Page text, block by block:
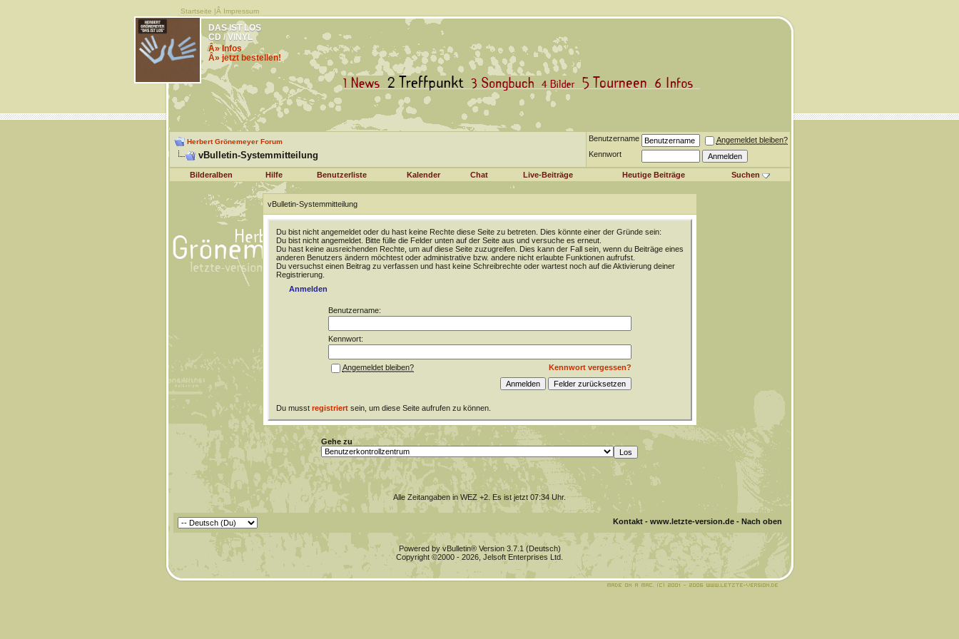
Startseite |Â Impressum
DAS IST LOS
CD / VINYL
Â» Infos
Â» jetzt bestellen!
Herbert Grönemeyer Forum
vBulletin-Systemmitteilung
Benutzername
Angemeldet bleiben?
Kennwort
Bilderalben Hilfe Benutzerliste Kalender Chat Live-Beiträge Heutige Beiträge Suchen
vBulletin-Systemmitteilung
Du bist nicht angemeldet oder du hast keine Rechte diese Seite zu betreten. Dies könnte einer der Gründe sein:
Du bist nicht angemeldet. Bitte fülle die Felder unten auf der Seite aus und versuche es erneut.
Du hast keine ausreichenden Rechte, um auf diese Seite zuzugreifen. Dies kann der Fall sein, wenn du Beiträge eines
anderen Benutzers ändern möchtest oder administrative bzw. andere nicht erlaubte Funktionen aufrufst.
Du versuchst einen Beitrag zu verfassen und hast keine Schreibrechte oder wartest noch auf die Aktivierung deiner
Registrierung.
Anmelden
Benutzername:
Kennwort:
Kennwort vergessen?
Angemeldet bleiben?
Du musst registriertsein, um diese Seite aufrufen zu können.
Gehe zu
Alle Zeitangaben in WEZ +2. Es ist jetzt07:34Uhr.
Kontakt- www.letzte-version.de- Nach oben
Powered by vBulletin® Version 3.7.1 (Deutsch)
Copyright ©2000 - 2026, Jelsoft Enterprises Ltd.